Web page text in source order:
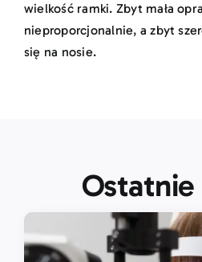
wielkość ramki. Zbyt mała
nieproporcjonalnie, a zbyt
się na nosie.